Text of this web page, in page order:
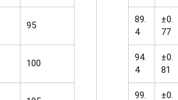
95
89.
4
±0.
77
100
94.
4
±0.
81
99.
±0.